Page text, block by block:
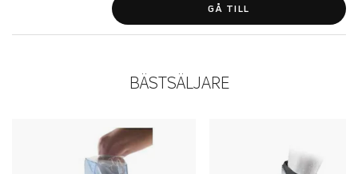
GÅ TILL
BÄSTSÄLJARE